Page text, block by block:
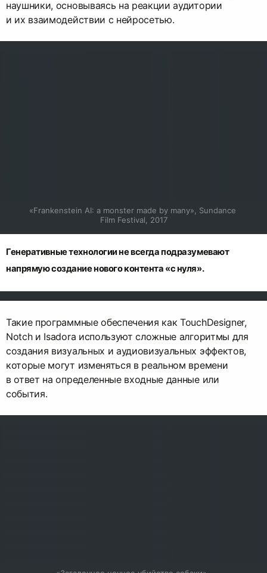
наушники, основываясь на реакции аудитории
и их взаимодействии с нейросетью.
«Frankenstein AI: a monster made by many», Sundance
Film Festival, 2017
Генеративные технологии не всегда подразумевают
напрямую создание нового контента «с нуля».
Такие программные обеспечения как TouchDesigner,
Notch и Isadora используют сложные алгоритмы для
создания визуальных и аудиовизуальных эффектов,
которые могут изменяться в реальном времени
в ответ на определенные входные данные или
события.